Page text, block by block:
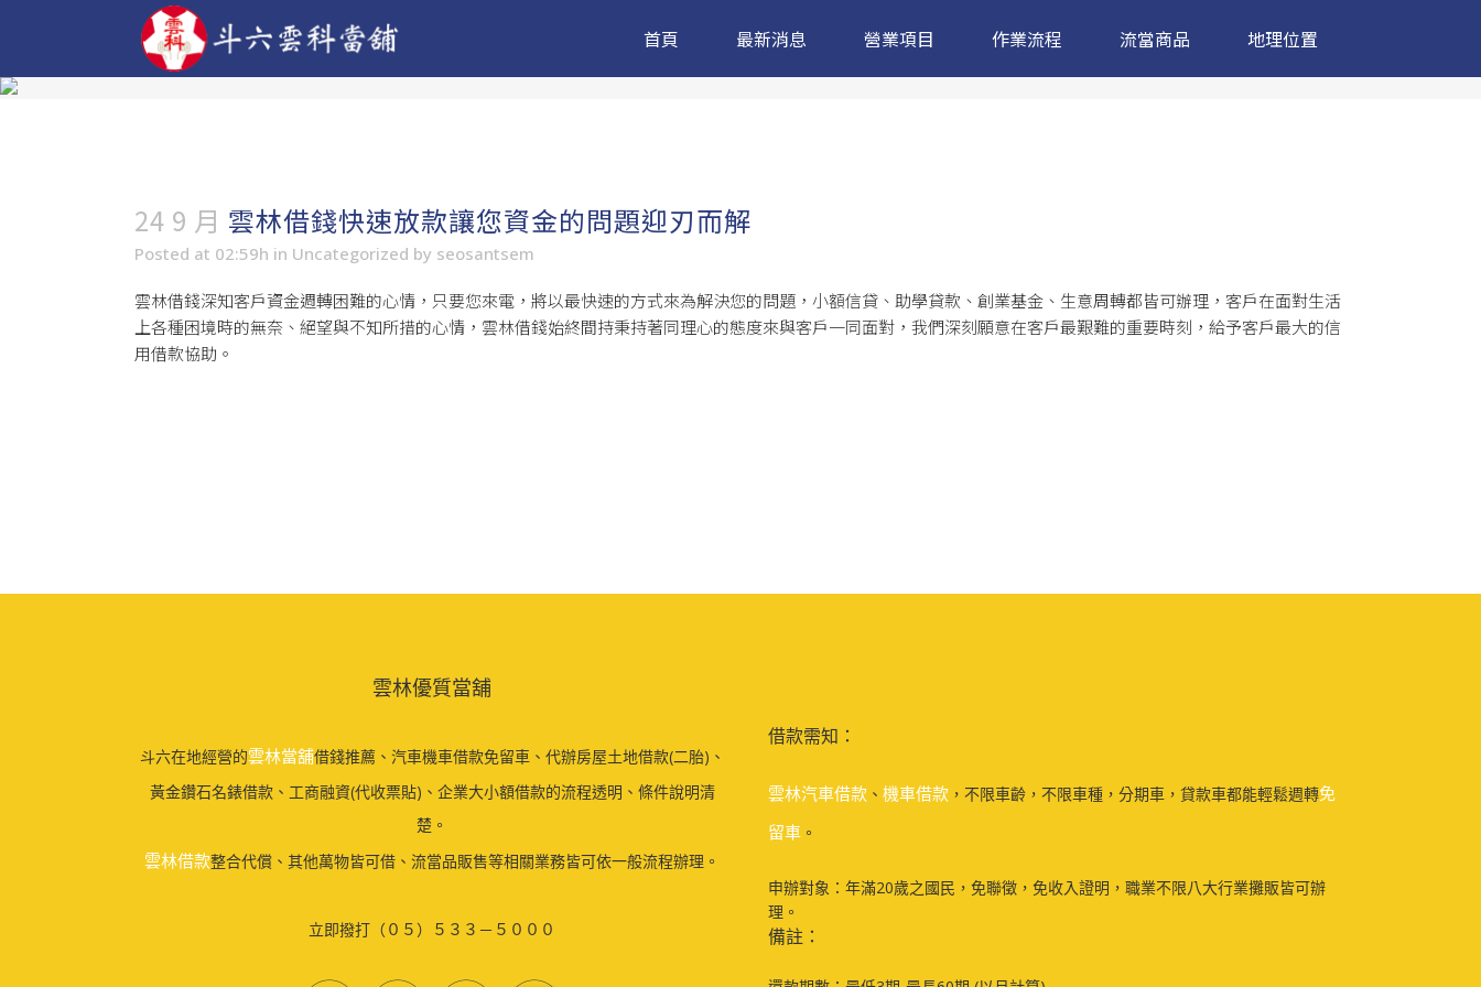
首頁 最新消息 營業項目 作業流程 流當商品 地理位置
24 9 月 雲林借錢快速放款讓您資金的問題迎刃而解
Posted at 02:59h in Uncategorized by seosantsem
雲林借錢深知客戶資金週轉困難的心情，只要您來電，將以最快速的方式來為解決您的問題，小額信貸、助學貸款、創業基金、生意周轉都皆可辦理，客戶在面對生活
上各種困境時的無奈、絕望與不知所措的心情，雲林借錢始終間持秉持著同理心的態度來與客戶一同面對，我們深刻願意在客戶最艱難的重要時刻，給予客戶最大的信
用借款協助。
雲林優質當舖
斗六在地經營的雲林當舖借錢推薦、汽車機車借款免留車、代辦房屋土地借款(二胎)、
黃金鑽石名錶借款、工商融資(代收票貼)、企業大小額借款的流程透明、條件說明清
楚。
雲林借款整合代償、其他萬物皆可借、流當品販售等相關業務皆可依一般流程辦理。
立即撥打（０５）５３３－５０００
借款需知：
雲林汽車借款 、 機車借款 ，不限車齡，不限車種，分期車，貸款車都能輕鬆週轉免
留車 。
申辦對象：年滿20歲之國民，免聯徵，免收入證明，職業不限八大行業攤販皆可辦
理。
備註：